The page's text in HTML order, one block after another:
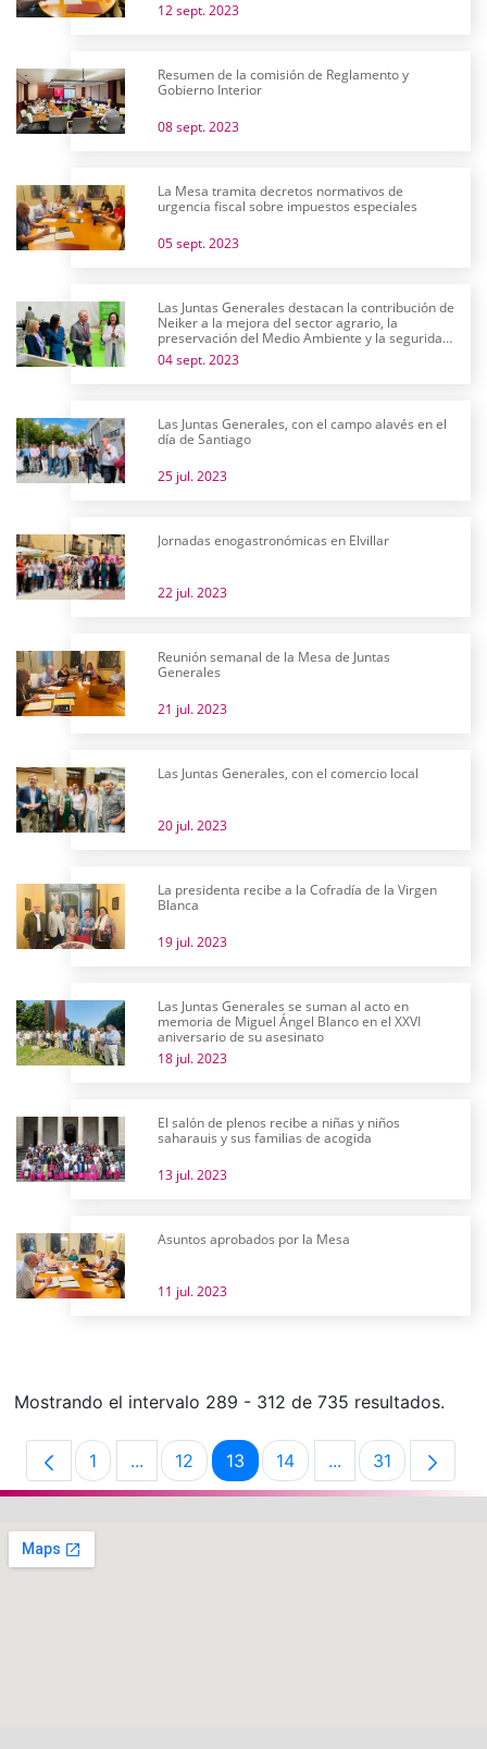
12 sept. 2023
Resumen de la comisión de Reglamento y
Gobierno Interior
08 sept. 2023
La Mesa tramita decretos normativos de
urgencia fiscal sobre impuestos especiales
05 sept. 2023
Las Juntas Generales destacan la contribución de
Neiker a la mejora del sector agrario, la
preservación del Medio Ambiente y la seguridad
alimentaria en su 25 aniversario
04 sept. 2023
Las Juntas Generales, con el campo alavés en el
día de Santiago
25 jul. 2023
Jornadas enogastronómicas en Elvillar
22 jul. 2023
Reunión semanal de la Mesa de Juntas
Generales
21 jul. 2023
Las Juntas Generales, con el comercio local
20 jul. 2023
La presidenta recibe a la Cofradía de la Virgen
Blanca
19 jul. 2023
Las Juntas Generales se suman al acto en
memoria de Miguel Ángel Blanco en el XXVI
aniversario de su asesinato
18 jul. 2023
El salón de plenos recibe a niñas y niños
saharauis y sus familias de acogida
13 jul. 2023
Asuntos aprobados por la Mesa
11 jul. 2023
Mostrando el intervalo 289 - 312 de 735 resultados.
Página
1 ...Páginas intermedias Use TAB para
Página
12 Página
13 Página
14 ...PáginasPágina
31